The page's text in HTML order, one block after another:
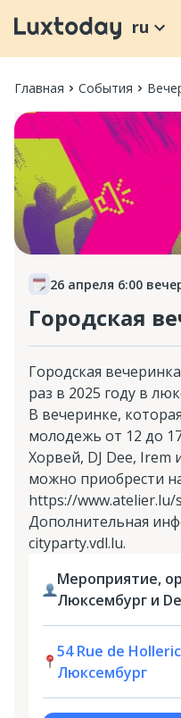
ru
Главная События
26 апреля 6:00
Городская
Городская
раз в 2025 году в
В вечеринке,
молодежь от 12 до
Хорвей, DJ Dee, Irem
можно приобрести
https://
Дополнительная
cityparty.vdl.lu.
Мероприятие,
Люксембург и
54 Rue de
Люксембург